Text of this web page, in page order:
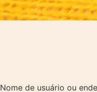
Nome de usuário ou